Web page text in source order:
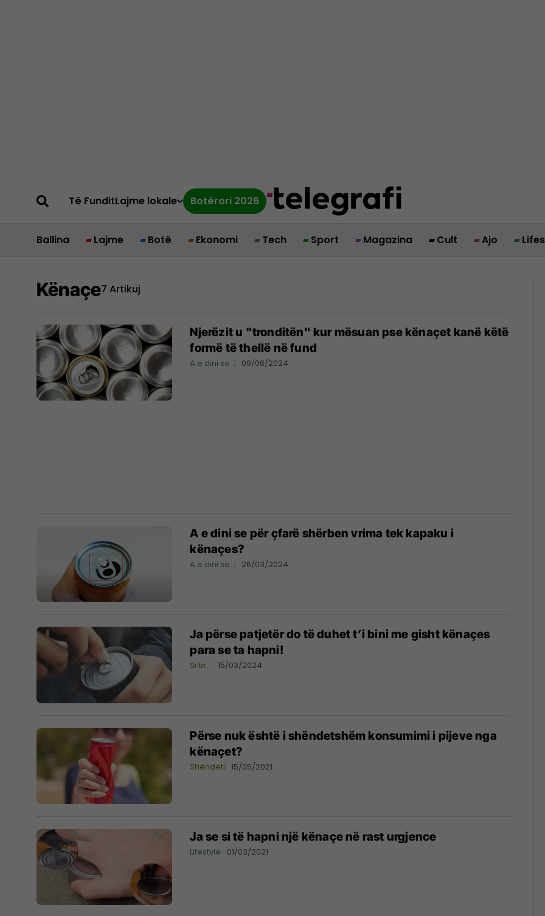
Të FunditLajme lokale Botërori 2026
Ballina Lajme Botë Ekonomi Tech Sport Magazina Cult Ajo
Kënaçe7 Artikuj
Njerëzit u "tronditën" kur mësuan pse kënaçet kanë këtë
formë të thellë në fund
A e dini se... 09/06/2024
A e dini se për çfarë shërben vrima tek kapaku i
kënaçes?
A e dini se... 26/03/2024
Ja përse patjetër do të duhet t’i bini me gisht kënaçes
para se ta hapni!
Si të… 15/03/2024
Përse nuk është i shëndetshëm konsumimi i pijeve nga
kënaçet?
Shëndeti 15/05/2021
Ja se si të hapni një kënaçe në rast urgjence
Lifestyle 01/03/2021